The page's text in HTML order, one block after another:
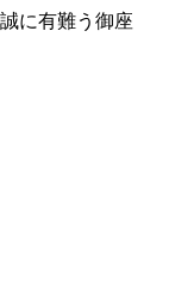
に有難う御座